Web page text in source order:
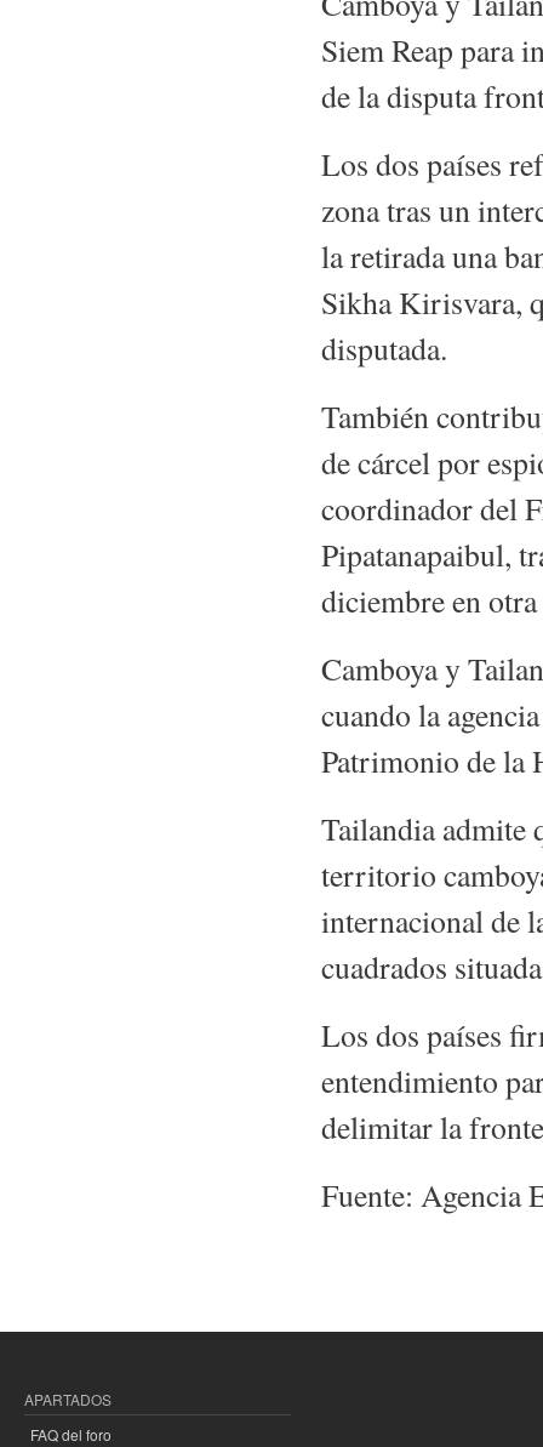
Siem Reap para
de la disputa
Los dos países
zona tras un
la retirada una
Sikha Kirisvara,
disputada.
También
de cárcel por
coordinador del
Pipatanapaibul,
diciembre en
Camboya y
cuando la
Patrimonio de la
Tailandia admite
territorio
internacional de
cuadrados
Los dos países
entendimiento
delimitar la
Fuente: Agencia
APARTADOS
FAQ del foro